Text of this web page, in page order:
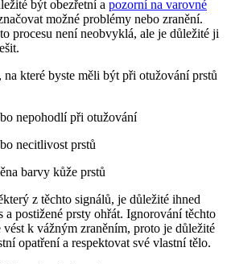
být obezřetní a pozorní na varovné
možné problémy nebo zranění.
procesu není neobvyklá, ale je důležité ji
které byste měli být při otužování prstů
nepohodlí při otužování
necitlivost prstů
barvy kůže prstů
z těchto signálů, je důležité ihned
a postižené prsty ohřát. Ignorování těchto
k vážným zraněním, proto je důležité
opatření a respektovat své vlastní tělo.